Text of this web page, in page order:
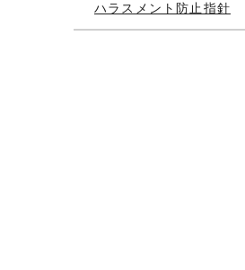
ハラスメント防止指針